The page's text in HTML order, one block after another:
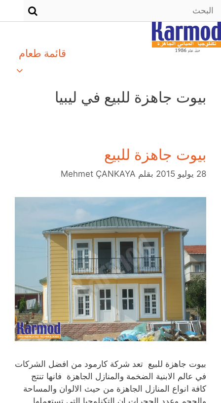
قائمة طعام
بيوت جاهزة للبيع في ليبيا
بيوت جاهزة للبيع
28 يوليو 2015 بقلم Mehmet ÇANKAYA
بيوت جاهزة للبيع تعد شركة كارمود من افضل الشركات
في عالم الابنية الضخمة والمنازل الجاهزة فانها تنتج
كافة انواع المنازل الجاهزة من حيث الالوان والمساحة
والحجم وعدد الحجرات ان التكنلوجيا التي تستعملها